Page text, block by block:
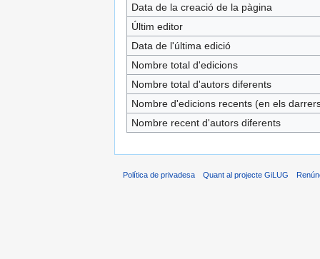
Data de la creació de la pàgina
Últim editor
Data de l'última edició
Nombre total d'edicions
Nombre total d'autors diferents
Nombre d'edicions recents (en els
Nombre recent d'autors diferents
Política de privadesa Quant al projecte GiLUG